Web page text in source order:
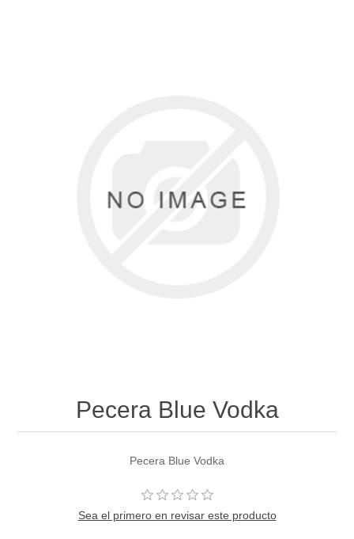
Pecera Blue Vodka
Pecera Blue Vodka
Sea el primero en revisar este producto